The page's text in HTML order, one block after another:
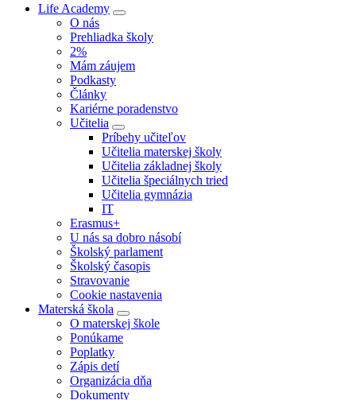
Life Academy
O nás
Prehliadka školy
2%
Mám záujem
Podkasty
Články
Kariérne poradenstvo
Učitelia
Príbehy učiteľov
Učitelia materskej školy
Učitelia základnej školy
Učitelia špeciálnych tried
Učitelia gymnázia
IT
Erasmus+
U nás sa dobro násobí
Školský parlament
Školský časopis
Stravovanie
Cookie nastavenia
Materská škola
O materskej škole
Ponúkame
Poplatky
Zápis detí
Organizácia dňa
Dokumenty